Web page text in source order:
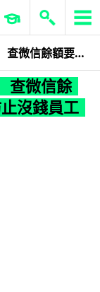
深圳科技公司招聘新「門檻」 查微信餘額要超過 300 元 原因：「防止沒錢員工鬧事」
查微信餘
沒錢員工